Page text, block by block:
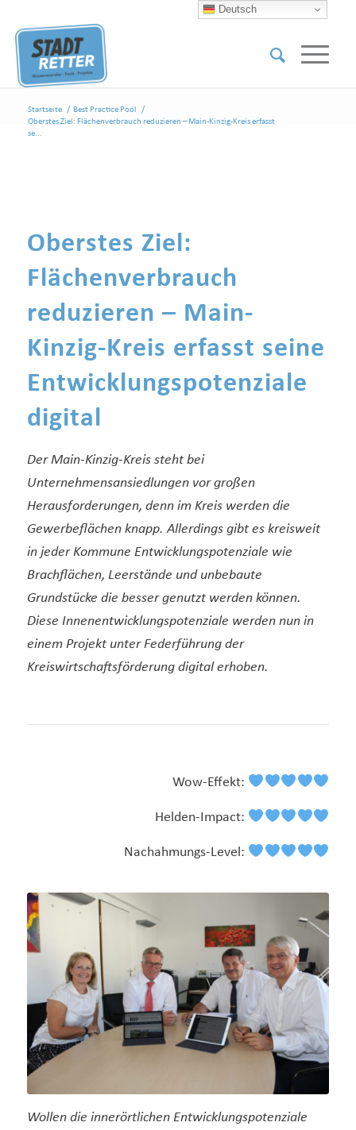
Startseite / Best Practice Pool
/
Oberstes Ziel: Flächenverbrauch reduzieren – Main-Kinzig-Kreis erfasst
se...
Oberstes Ziel:
Flächenverbrauch
reduzieren – Main-
Kinzig-Kreis erfasst seine
Entwicklungspotenziale
digital
Der Main-Kinzig-Kreis steht bei
Unternehmensansiedlungen vor großen
Herausforderungen, denn im Kreis werden die
Gewerbeflächen knapp. Allerdings gibt es kreisweit
in jeder Kommune Entwicklungspotenziale wie
Brachflächen, Leerstände und unbebaute
Grundstücke die besser genutzt werden können.
Diese Innenentwicklungspotenziale werden nun in
einem Projekt unter Federführung der
Kreiswirtschaftsförderung digital erhoben.
Wow-Effekt:
Helden-Impact:
Nachahmungs-Level:
Wollen die innerörtlichen Entwicklungspotenziale
Deutsch